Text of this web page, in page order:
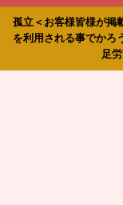
孤立＜お客様皆様が掲
を利用される事でかろ
足